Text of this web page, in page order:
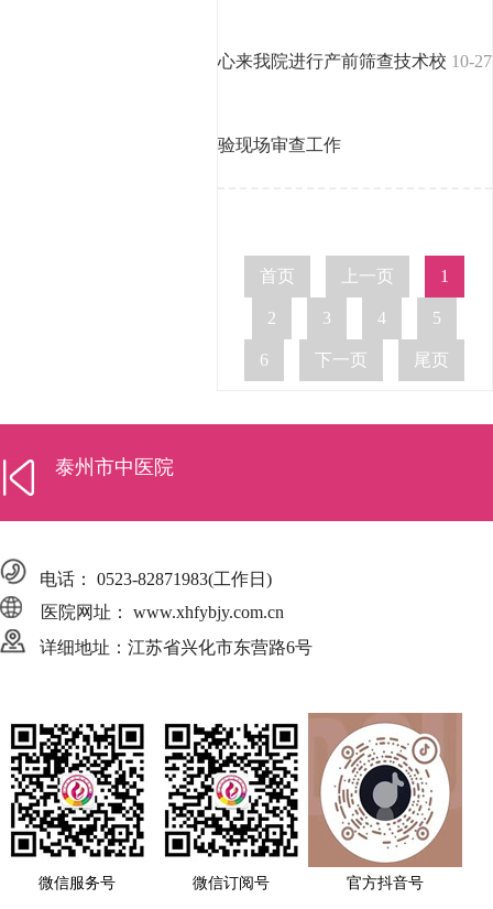
心来我院进行产前筛查技术校
验现场审查工作
10-27
首页 上一页 1
2 3 4 5
6 下一页 尾页
泰州市中医院
电话： 0523-82871983(工作日)
医院网址： www.xhfybjy.com.cn
详细地址：江苏省兴化市东营路6号
微信服务号 微信订阅号 官方抖音号